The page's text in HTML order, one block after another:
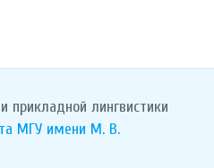
лингвистики
МГУ имени М. В.